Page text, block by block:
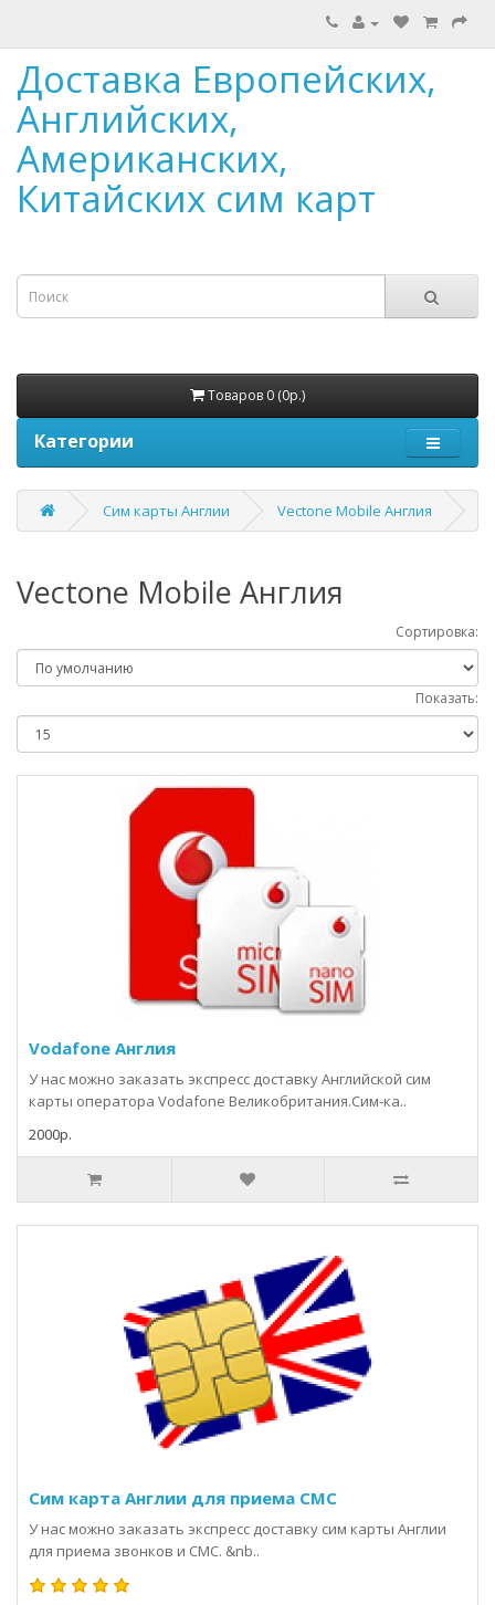
Доставка Европейских,
Английских,
Американских,
Китайских сим карт
Товаров 0 (0р.)
Категории
Сим карты Англии Vectone Mobile Англия
Vectone Mobile Англия
Сортировка:
Показать:
Vodafone Англия
У нас можно заказать экспресс доставку Английской сим
карты оператора Vodafone Великобритания.Сим-ка..
2000р.
Сим карта Англии для приема СМС
У нас можно заказать экспресс доставку сим карты Англии
для приема звонков и СМС. &nb..